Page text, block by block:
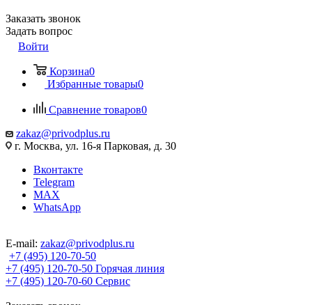
Заказать звонок
Задать вопрос
Войти
Корзина0
Избранные товары0
Сравнение товаров0
zakaz@privodplus.ru
г. Москва, ул. 16-я Парковая, д. 30
Вконтакте
Telegram
MAX
WhatsApp
E-mail: zakaz@privodplus.ru
+7 (495) 120-70-50
+7 (495) 120-70-50 Горячая линия
+7 (495) 120-70-60 Сервис